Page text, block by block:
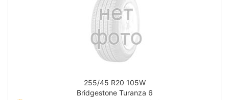
255/45 R20 105W
Bridgestone Turanza 6